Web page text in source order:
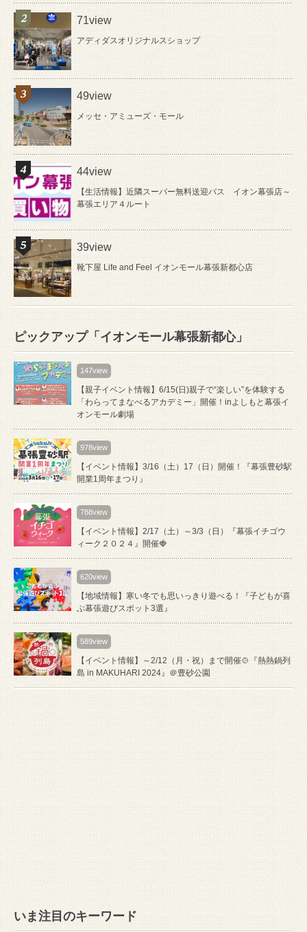
71view
アディダスオリジナルスショップ
49view
メッセ・アミューズ・モール
44view
【生活情報】近隣スーパー無料送迎バス イオン幕張店～
幕張エリア４ルート
39view
靴下屋 Life and Feel イオンモール幕張新都心店
ピックアップ「イオンモール幕張新都心」
147view
【親子イベント情報】6/15(日)親子で“楽しい”を体験する
「わらってまなべるアカデミー」開催！inよしもと幕張イ
オンモール劇場
978view
【イベント情報】3/16（土）17（日）開催！『幕張豊砂駅
開業1周年まつり』
788view
【イベント情報】2/17（土）～3/3（日）『幕張イチゴウ
ィーク２０２４』開催🍓
620view
【地域情報】寒い冬でも思いっきり遊べる！『⼦どもが喜
ぶ幕張遊びスポット3選』
589view
【イベント情報】～2/12（月・祝）まで開催🍲『熱熱鍋列
島 in MAKUHARI 2024』＠豊砂公園
いま注目のキーワード